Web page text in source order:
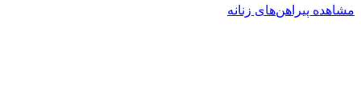
مشاهده پیراهن‌های زنانه